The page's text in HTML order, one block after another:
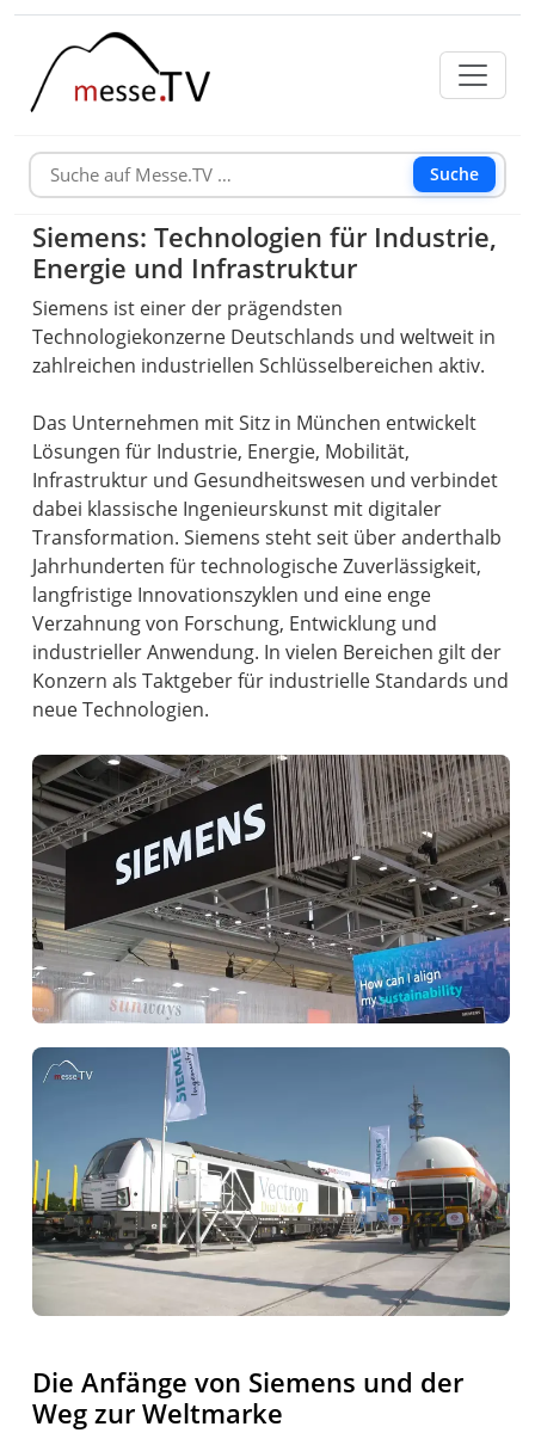
Suche
Siemens: Technologien für Industrie,
Energie und Infrastruktur
Siemens ist einer der prägendsten
Technologiekonzerne Deutschlands und weltweit in
zahlreichen industriellen Schlüsselbereichen aktiv.
Das Unternehmen mit Sitz in München entwickelt
Lösungen für Industrie, Energie, Mobilität,
Infrastruktur und Gesundheitswesen und verbindet
dabei klassische Ingenieurskunst mit digitaler
Transformation. Siemens steht seit über anderthalb
Jahrhunderten für technologische Zuverlässigkeit,
langfristige Innovationszyklen und eine enge
Verzahnung von Forschung, Entwicklung und
industrieller Anwendung. In vielen Bereichen gilt der
Konzern als Taktgeber für industrielle Standards und
neue Technologien.
Die Anfänge von Siemens und der
Weg zur Weltmarke